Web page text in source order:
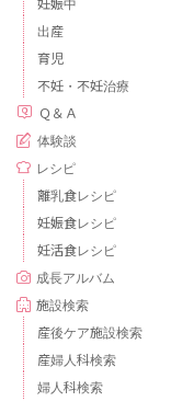
妊娠中
出産
育児
不妊・不妊治療
Ｑ＆Ａ
体験談
レシピ
離乳食レシピ
妊娠食レシピ
妊活食レシピ
成長アルバム
施設検索
産後ケア施設検索
産婦人科検索
婦人科検索